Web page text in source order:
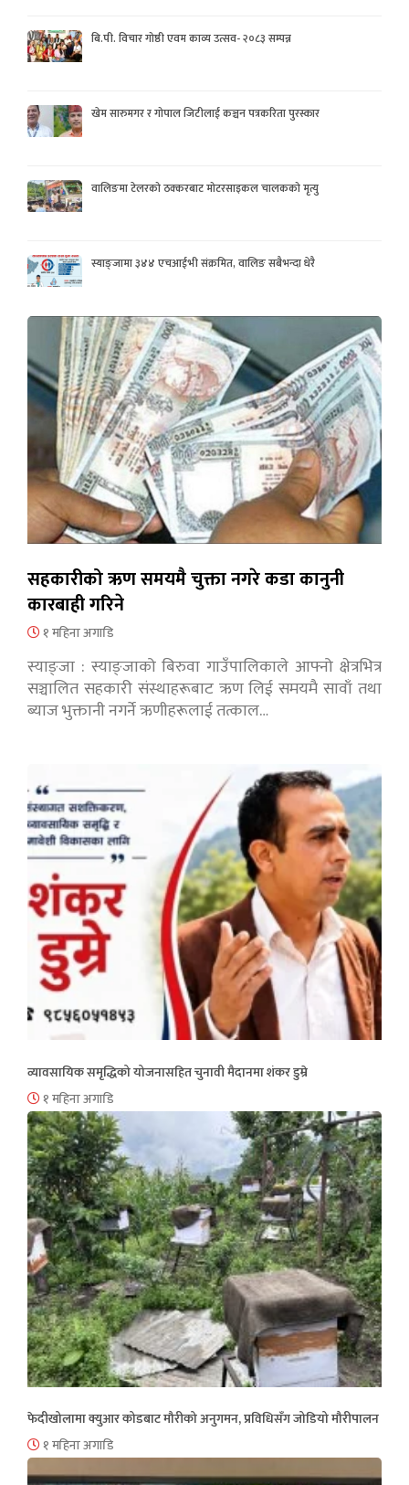
बि.पी. विचार गोष्ठी एवम काव्य उत्सव- २०८३ सम्पन्न
खेम सारुमगर र गोपाल जिटीलाई कञ्चन पत्रकरिता पुरस्कार
वालिङमा टेलरको ठक्करबाट मोटरसाइकल चालकको मृत्यु
स्याङ्जामा ३४४ एचआईभी संक्रमित, वालिङ सबैभन्दा धेरै
सहकारीको ऋण समयमै चुक्ता नगरे कडा कानुनी
कारबाही गरिने
१ महिना अगाडि
स्याङ्जा : स्याङ्जाको बिरुवा गाउँपालिकाले आफ्नो क्षेत्रभित्र
सञ्चालित सहकारी संस्थाहरूबाट ऋण लिई समयमै सावाँ तथा
ब्याज भुक्तानी नगर्ने ऋणीहरूलाई तत्काल…
व्यावसायिक समृद्धिको योजनासहित चुनावी मैदानमा शंकर डुम्रे
१ महिना अगाडि
फेदीखोलामा क्युआर कोडबाट मौरीको अनुगमन, प्रविधिसँग जोडियो मौरीपालन
१ महिना अगाडि